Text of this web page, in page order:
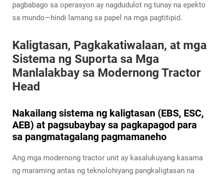
pagbabago sa operasyon ay nagdudulot ng tunay na epekto
sa mundo—hindi lamang sa papel na mga pagtitipid.
Kaligtasan, Pagkakatiwalaan, at mga
Sistema ng Suporta sa Mga
Manlalakbay sa Modernong Tractor
Head
Nakailang sistema ng kaligtasan (EBS, ESC,
AEB) at pagsubaybay sa pagkapagod para
sa pangmatagalang pagmamaneho
Ang mga modernong tractor unit ay kasalukuyang kasama
ng maraming antas ng teknolohiyang pangkaligtasan na